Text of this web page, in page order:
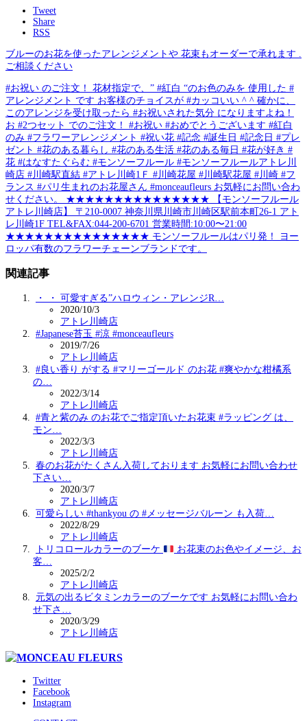
Tweet
Share
RSS
ブルーのお花を使ったアレンジメントや 花束もオーダーで承れます .
ご相談ください
#お祝い のご注文！ 花材指定で、” #紅白 “のお色のみを 使用した #
アレンジメント です お客様のチョイスが #カッコいい ^ ^ 確かに、
このアレンジを受け取ったら #お祝いされた気分 になりますよね！
お #2つセット でのご注文！ #お祝い #おめでとうございます #紅白
のみ #フラワーアレンジメント #祝い花 #記念 #誕生日 #記念日 #プレ
ゼント #花のある暮らし #花のある生活 #花のある毎日 #花が好き #
花 #はなすたぐらむ #モンソーフルール #モンソーフルールアトレ川
崎店 #川崎駅直結 #アトレ川崎1Ｆ #川崎花屋 #川崎駅花屋 #川崎 #フ
ランス #パリ生まれのお花屋さん #monceaufleurs お気軽にお問い合わ
せください。 ★★★★★★★★★★★★★★★ 【モンソーフルール
アトレ川崎店】 〒210-0007 神奈川県川崎市川崎区駅前本町26-1 アト
レ川崎1F TEL&FAX:044-200-6701 営業時間:10:00〜21:00
★★★★★★★★★★★★★★★ モンソーフルールはパリ発！ ヨー
ロッパ有数のフラワーチェーンブランドです。
関連記事
・ ・ 可愛すぎる”ハロウィン・アレンジR…
2020/10/3
アトレ川崎店
#Japanese苔玉 #涼 #monceaufleurs
2019/7/26
アトレ川崎店
#良い香り がする #マリーゴールド のお花 #爽やかな柑橘系
の…
2022/3/14
アトレ川崎店
#青と紫のみ のお花でご指定頂いたお花束 #ラッピング は、
モン…
2022/3/3
アトレ川崎店
春のお花がたくさん入荷しております️ お気軽にお問い合わせ
下さい…
2020/3/7
アトレ川崎店
可愛らしい #thankyou の #メッセージバルーン も入荷…
2022/8/29
アトレ川崎店
トリコロールカラーのブーケ
お花束のお色やイメージ、お
客…
2025/2/2
アトレ川崎店
元気の出るビタミンカラーのブーケです️ お気軽にお問い合わ
せ下さ…
2020/3/29
アトレ川崎店
Twitter
Facebook
Instagram